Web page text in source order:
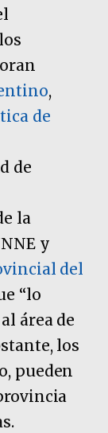
,
de
de
la
y
del
“lo
área de
los
pueden